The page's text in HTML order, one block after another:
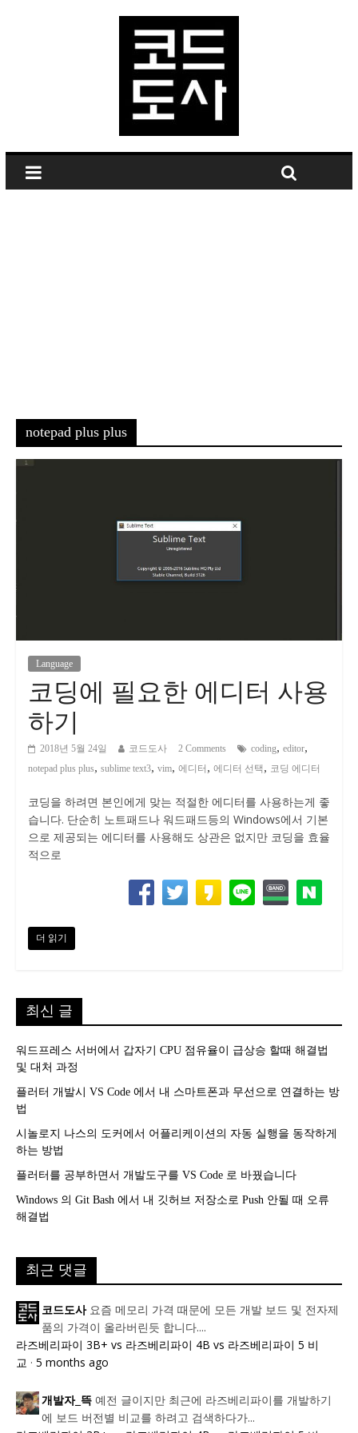
notepad plus plus
Language
코딩에 필요한 에디터 사용
하기
2018년 5월 24일 코드도사 2 Comments coding, editor,
notepad plus plus, sublime text3, vim, 에디터 , 에디터 선택 , 코딩 에디터
코딩을 하려면 본인에게 맞는 적절한 에디터를 사용하는게 좋
습니다. 단순히 노트패드나 워드패드등의 Windows에서 기본
으로 제공되는 에디터를 사용해도 상관은 없지만 코딩을 효율
적으로
더 읽기
최신 글
워드프레스 서버에서 갑자기 CPU 점유율이 급상승 할때 해결법
및 대처 과정
플러터 개발시 VS Code 에서 내 스마트폰과 무선으로 연결하는 방
법
시놀로지 나스의 도커에서 어플리케이션의 자동 실행을 동작하게
하는 방법
플러터를 공부하면서 개발도구를 VS Code 로 바꿨습니다
Windows 의 Git Bash 에서 내 깃허브 저장소로 Push 안될 때 오류
해결법
최근 댓글
코드도사 요즘 메모리 가격 때문에 모든 개발 보드 및 전자제
품의 가격이 올라버린듯 합니다....
라즈베리파이 3B+ vs 라즈베리파이 4B vs 라즈베리파이 5 비
교 · 5 months ago
개발자_뜩 예전 글이지만 최근에 라즈베리파이를 개발하기
에 보드 버전별 비교를 하려고 검색하다가...